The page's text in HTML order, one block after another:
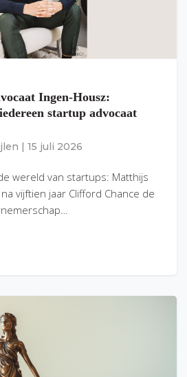
Ingen-Housz:
startup advocaat
15 juli 2026
wereld van startups: Matthijs
vijftien jaar Clifford Chance de